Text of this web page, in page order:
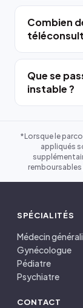
Combien
Que se
instable ?
*Lorsque le
appliqués
SPÉCIALITÉS
Médecin
Gynécologue
Pédiatre
Psychiatre
CONTACT